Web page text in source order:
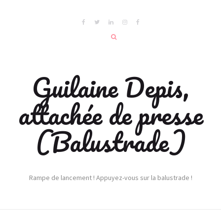
Guilaine Depis,
attachée de presse
(Balustrade)
Rampe de lancement ! Appuyez-vous sur la balustrade !